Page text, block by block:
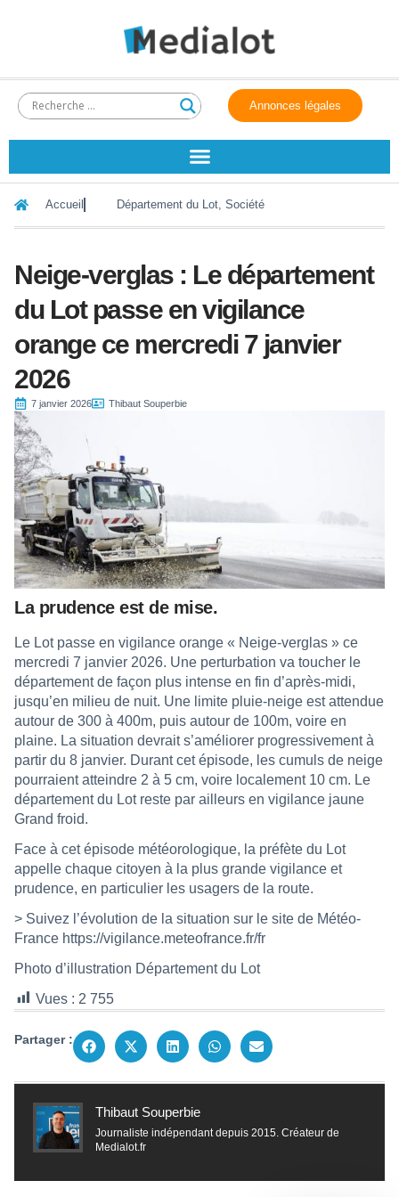
Annonces légales
Accueil Département du Lot, Société
Neige-verglas : Le département
du Lot passe en vigilance
orange ce mercredi 7 janvier
2026
7 janvier 2026 Thibaut Souperbie
La prudence est de mise.
Le Lot passe en vigilance orange « Neige-verglas » ce
mercredi 7 janvier 2026. Une perturbation va toucher le
département de façon plus intense en fin d’après-midi,
jusqu’en milieu de nuit. Une limite pluie-neige est attendue
autour de 300 à 400m, puis autour de 100m, voire en
plaine. La situation devrait s’améliorer progressivement à
partir du 8 janvier. Durant cet épisode, les cumuls de neige
pourraient atteindre 2 à 5 cm, voire localement 10 cm. Le
département du Lot reste par ailleurs en vigilance jaune
Grand froid.
Face à cet épisode météorologique, la préfète du Lot
appelle chaque citoyen à la plus grande vigilance et
prudence, en particulier les usagers de la route.
> Suivez l’évolution de la situation sur le site de Météo-
France https://vigilance.meteofrance.fr/fr
Photo d’illustration Département du Lot
Vues : 2 755
Partager :
Thibaut Souperbie
Journaliste indépendant depuis 2015. Créateur de
Medialot.fr